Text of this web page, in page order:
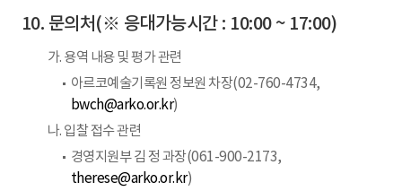
문의처(※ 응대가능시간 : 10:00 ~ 17:00)
가. 용역 내용 및 평가 관련
아르코예술기록원 정보원 차장(02-760-4734,
bwch@arko.or.kr)
나. 입찰 접수 관련
경영지원부 김 정 과장(061-900-2173,
therese@arko.or.kr)